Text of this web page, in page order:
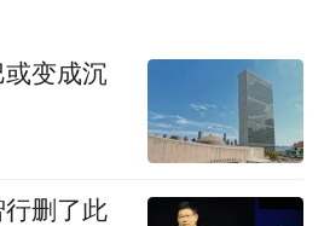
的新潮玩法、底蕴深厚的
让每一位游客都能爱上
了不想走、走了还想来！”
变成沉
删了此